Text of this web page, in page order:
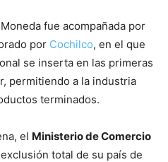
fue acompañada por
por Cochilco, en el que
se inserta en las primeras
permitiendo a la industria
terminados.
el Ministerio de Comercio
total de su país de